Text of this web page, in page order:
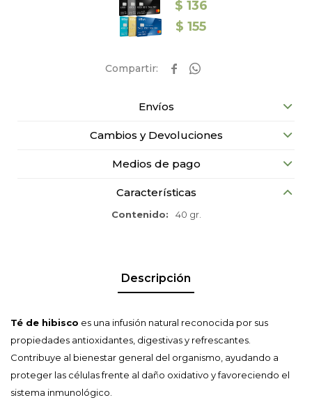
$ 136
$ 155
 
Envíos
Cambios y Devoluciones
Medios de pago
Características
Contenido 40 gr.
Descripción
Té de hibisco es una infusión natural reconocida por sus
propiedades antioxidantes, digestivas y refrescantes.
Contribuye al bienestar general del organismo, ayudando a
proteger las células frente al daño oxidativo y favoreciendo el
sistema inmunológico.